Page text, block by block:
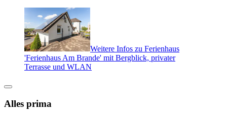
Weitere Infos zu Ferienhaus
'Ferienhaus Am Brande' mit Bergblick, privater
Terrasse und WLAN
Alles prima